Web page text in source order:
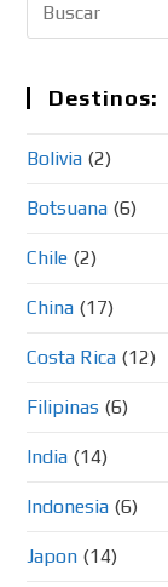
Destinos:
Bolivia (2)
Botsuana (6)
Chile (2)
China (17)
Costa Rica (12)
Filipinas (6)
India (14)
Indonesia (6)
Japon (14)